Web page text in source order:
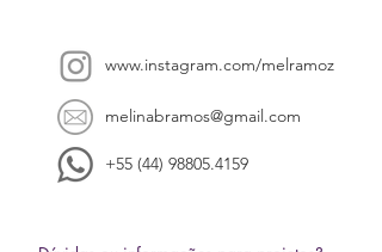
www.instagram.com/melramoz
melinabramos@gmail.com
+55 (44) 98805.4159